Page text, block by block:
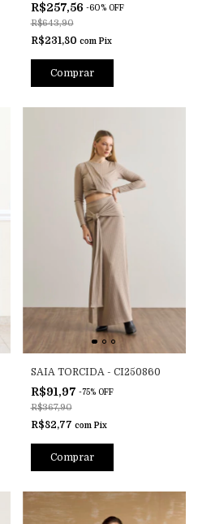
R$257,56 -60% OFF
R$643,90
R$231,80 com Pix
Comprar
SAIA TORCIDA - CI250860
R$91,97 -75% OFF
R$367,90
R$82,77 com Pix
Comprar